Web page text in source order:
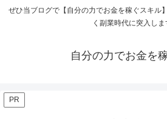
ぜひ当ブログで【自分の力でお金を稼ぐスキル
く副業時代に突入しま
自分の力でお金を
PR